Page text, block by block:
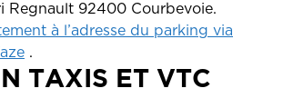
Regnault 92400 Courbevoie.
à l’adresse du parking via
.
TAXIS ET VTC